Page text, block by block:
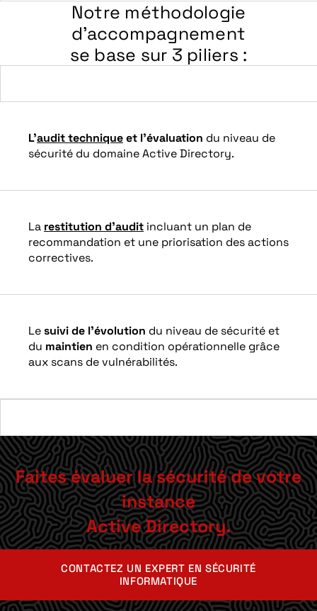
Notre méthodologie
d’accompagnement
se base sur 3 piliers :
L’audit techniqueet l’évaluation du niveau de
sécurité du domaine Active Directory.
La restitution d’audit incluant un plan de
recommandation et une priorisation des actions
correctives.
Lesuivi de l’évolution du niveau de sécurité et
du maintien en condition opérationnelle grâce
aux scans de vulnérabilités.
Faites évaluer la sécurité de votre
instance
Active Directory.
CONTACTEZ UN EXPERT EN SÉCURITÉ
INFORMATIQUE